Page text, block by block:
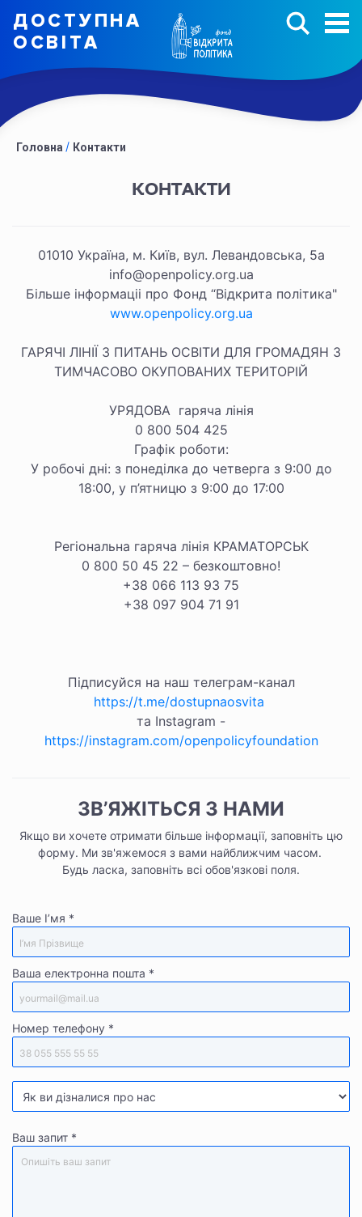
ДОСТУПНА
ОСВIТА
Головна Контакти
КОНТАКТИ
01010 Україна, м. Київ, вул. Левандовська, 5а
info@openpolicy.org.ua
Бiльше iнформацii про Фонд “Вiдкрита полiтика"
www.openpolicy.org.ua
ГАРЯЧІ ЛІНІЇ З ПИТАНЬ ОСВІТИ ДЛЯ ГРОМАДЯН З
ТИМЧАСОВО ОКУПОВАНИХ ТЕРИТОРІЙ
УРЯДОВА гаряча лінія
0 800 504 425
Графік роботи:
У робочі дні: з понеділка до четверга з 9:00 до
18:00, у п’ятницю з 9:00 до 17:00
Регіональна гаряча лінія КРАМАТОРСЬК
0 800 50 45 22 – безкоштовно!
+38 066 113 93 75
+38 097 904 71 91
Підписуйся на наш телеграм-канал
https://t.me/dostupnaosvita
та Instagram -
https://instagram.com/openpolicyfoundation
ЗВ’ЯЖІТЬСЯ З НАМИ
Якщо ви хочете отримати більше інформації, заповніть цю
форму. Ми зв'яжемося з вами найближчим часом.
Будь ласка, заповніть всі обов'язкові поля.
Ваше I’мя *
Ваша електронна пошта *
Номер телефону *
Ваш запит *